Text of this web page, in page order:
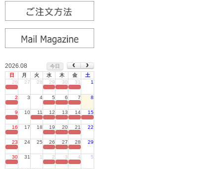
2026.08
今日
日
月 火 水 木 金
土
26
27 28 29 30 31 1
2 3 4 5 6 7 8
9 10 11 12 13 14 15
16 17 18 19 20 21 22
23 24 25 26 27 28 29
30 31 1 2 3 4 5